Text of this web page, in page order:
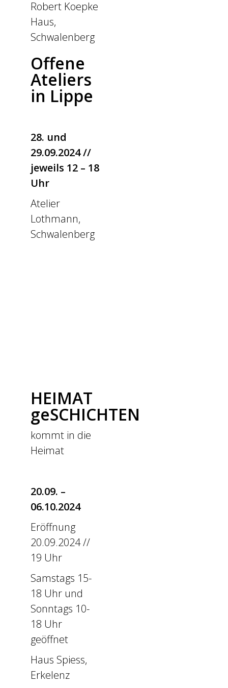
Robert Koepke
Haus,
Schwalenberg
Offene
Ateliers
in Lippe
28. und
29.09.2024 //
jeweils 12 – 18
Uhr
Atelier
Lothmann,
Schwalenberg
HEIMAT
geSCHICHTEN
kommt in die
Heimat
20.09. –
06.10.2024
Eröffnung
20.09.2024 //
19 Uhr
Samstags 15-
18 Uhr und
Sonntags 10-
18 Uhr
geöffnet
Haus Spiess,
Erkelenz